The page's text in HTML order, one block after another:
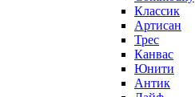
Классик
Артисан
Трес
Канвас
Юнити
Антик